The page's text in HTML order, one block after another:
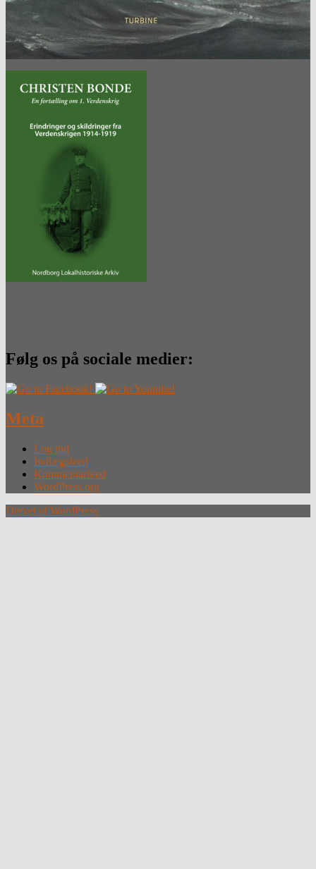
Følg os på sociale medier:
Meta
Log ind
Indlægsfeed
Kommentarfeed
WordPress.org
Drevet af WordPress